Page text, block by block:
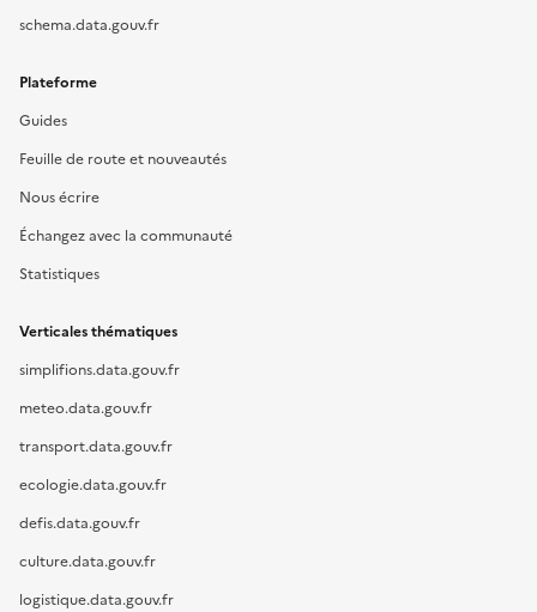
schema.data.gouv.fr
Plateforme
Guides
Feuille de route et nouveautés
Nous écrire
Échangez avec la communauté
Statistiques
Verticales thématiques
simplifions.data.gouv.fr
meteo.data.gouv.fr
transport.data.gouv.fr
ecologie.data.gouv.fr
defis.data.gouv.fr
culture.data.gouv.fr
logistique.data.gouv.fr